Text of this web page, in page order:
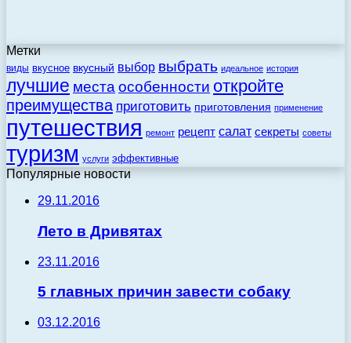
Метки
виды вкусное вкусный выбор выбрать идеальное история
лучшие места особенности откройте
преимущества приготовить приготовления применение
путешествия ремонт рецепт салат секреты советы
туризм услуги эффективные
Популярные новости
29.11.2016
Лето в Дривятах
23.11.2016
5 главных причин завести собаку
03.12.2016